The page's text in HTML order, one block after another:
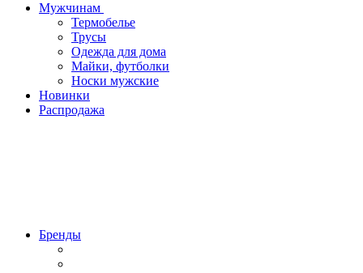
Мужчинам
Термобелье
Трусы
Одежда для дома
Майки, футболки
Носки мужские
Новинки
Распродажа
Бренды